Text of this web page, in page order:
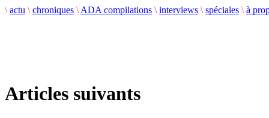
\ actu \ chroniques \ ADA compilations \ interviews \ spéciales \ à
Articles suivants